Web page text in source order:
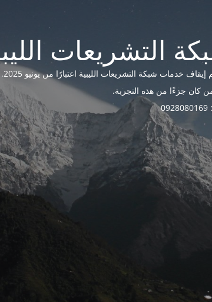
خدمات شبكة التشريعات الليبية اعتبارًا من يونيو 2025.
كان جزءًا من هذه التجربة.